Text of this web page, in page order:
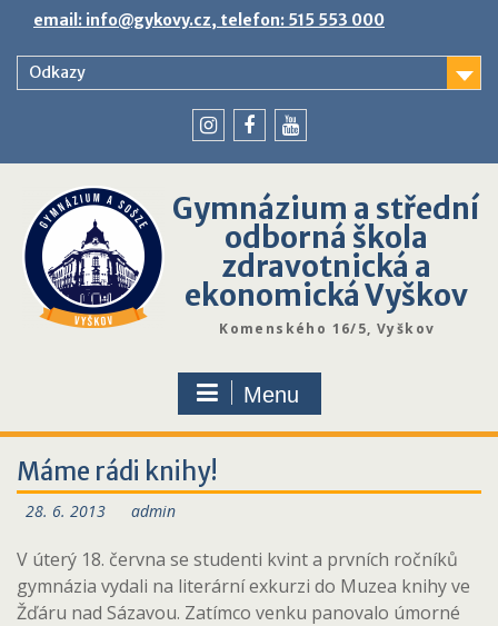
content
email: info@gykovy.cz, telefon: 515 553 000
Odkazy
Gymnázium a střední
odborná škola
zdravotnická a
ekonomická Vyškov
Komenského 16/5, Vyškov
Menu
Máme rádi knihy!
28. 6. 2013 admin
V úterý 18. června se studenti kvint a prvních ročníků
gymnázia vydali na literární exkurzi do Muzea knihy ve
Žďáru nad Sázavou. Zatímco venku panovalo úmorné